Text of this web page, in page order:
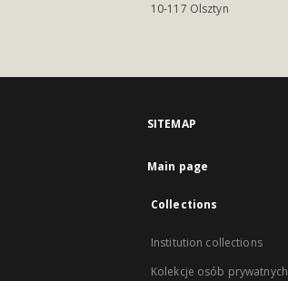
10-117 Olsztyn
SITEMAP
Main page
Collections
Institution collections
Kolekcje osób prywatnych